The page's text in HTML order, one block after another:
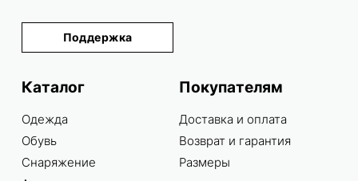
Поддержка
Каталог
Одежда
Обувь
Снаряжение
Покупателям
Доставка и оплата
Возврат и гарантия
Размеры